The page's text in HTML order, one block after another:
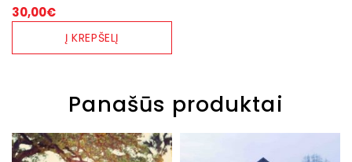
30,00€
Į KREPŠELĮ
Panašūs produktai